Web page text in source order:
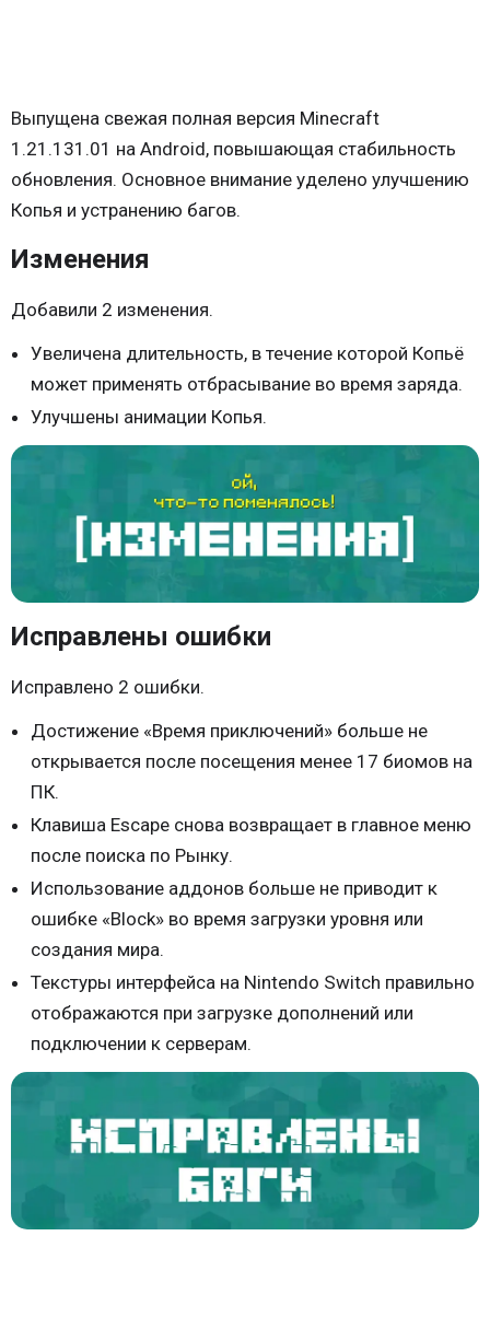
Выпущена свежая полная версия Minecraft
1.21.131.01 на Android, повышающая стабильность
обновления. Основное внимание уделено улучшению
Копья и устранению багов.
Изменения
Добавили 2 изменения.
Увеличена длительность, в течение которой Копьё
может применять отбрасывание во время заряда.
Улучшены анимации Копья.
Исправлены ошибки
Исправлено 2 ошибки.
Достижение «Время приключений» больше не
открывается после посещения менее 17 биомов на
ПК.
Клавиша Escape снова возвращает в главное меню
после поиска по Рынку.
Использование аддонов больше не приводит к
ошибке «Block» во время загрузки уровня или
создания мира.
Текстуры интерфейса на Nintendo Switch правильно
отображаются при загрузке дополнений или
подключении к серверам.